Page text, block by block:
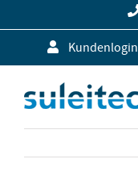
Inhalt
Kundenlogin